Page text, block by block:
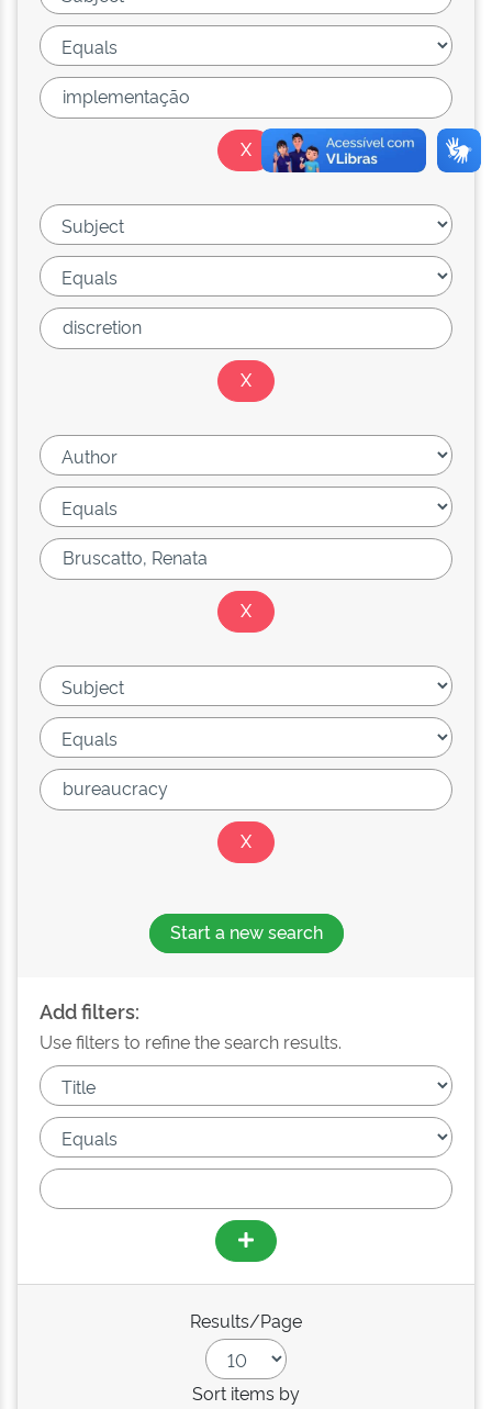
Start a new search
Add filters:
Use filters to refine the search results.
Results/Page
Sort items by